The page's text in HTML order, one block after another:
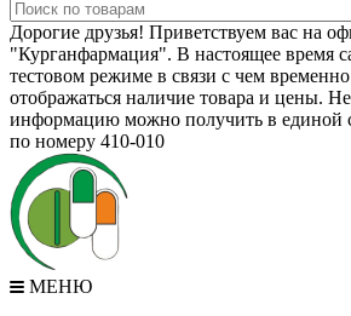
Дорогие друзья! Приветствуем вас на
"Курганфармация". В настоящее время
тестовом режиме в связи с чем
отображаться наличие товара и цены.
информацию можно получить в единой
по номеру 410-010
МЕНЮ